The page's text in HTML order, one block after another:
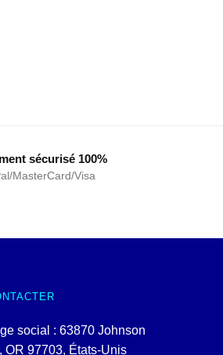
sécurisé 100%
MasterCard/Visa
social : 63870 Johnson
OR 97703, États-Unis